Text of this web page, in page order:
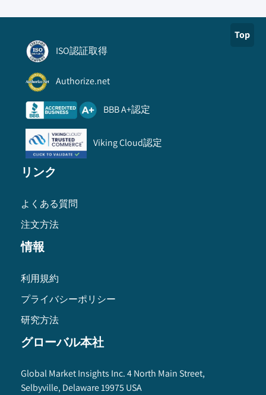
Top
ISO認証取得
Authorize.net
BBB A+認定
Viking Cloud認定
リンク
よくある質問
注文方法
情報
利用規約
プライバシーポリシー
研究方法
グローバル本社
Global Market Insights Inc. 4 North Main Street,
Selbyville, Delaware 19975 USA